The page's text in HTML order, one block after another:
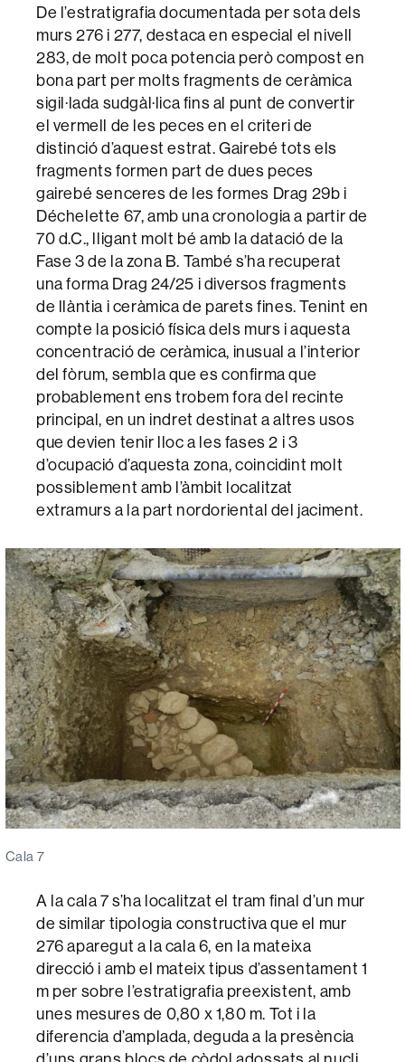
De l’estratigrafia documentada per sota dels
murs 276 i 277, destaca en especial el nivell
283, de molt poca potencia però compost en
bona part per molts fragments de ceràmica
sigil·lada sudgàl·lica fins al punt de convertir
el vermell de les peces en el criteri de
distinció d’aquest estrat. Gairebé tots els
fragments formen part de dues peces
gairebé senceres de les formes Drag 29b i
Déchelette 67, amb una cronologia a partir de
70 d.C., lligant molt bé amb la datació de la
Fase 3 de la zona B. També s’ha recuperat
una forma Drag 24/25 i diversos fragments
de llàntia i ceràmica de parets fines. Tenint en
compte la posició física dels murs i aquesta
concentració de ceràmica, inusual a l’interior
del fòrum, sembla que es confirma que
probablement ens trobem fora del recinte
principal, en un indret destinat a altres usos
que devien tenir lloc a les fases 2 i 3
d’ocupació d’aquesta zona, coincidint molt
possiblement amb l’àmbit localitzat
extramurs a la part nordoriental del jaciment.
Cala 7
A la cala 7 s’ha localitzat el tram final d’un mur
de similar tipologia constructiva que el mur
276 aparegut a la cala 6, en la mateixa
direcció i amb el mateix tipus d’assentament 1
m per sobre l’estratigrafia preexistent, amb
unes mesures de 0,80 x 1,80 m. Tot i la
diferencia d’amplada, deguda a la presència